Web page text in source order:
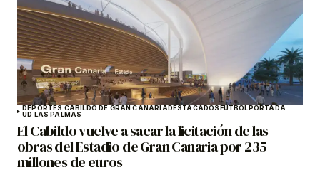
DEPORTES CABILDO DE GRAN CANARIADESTACADOS FÚTBOL PORTADA
UD LAS PALMAS
El Cabildo vuelve a sacar la licitación de las
obras del Estadio de Gran Canaria por 235
millones de euros